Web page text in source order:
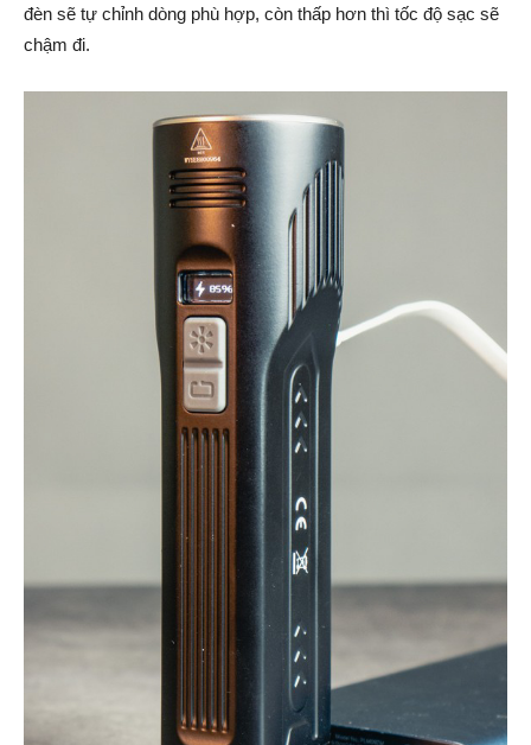
đèn sẽ tự chỉnh dòng phù hợp, còn thấp hơn thì tốc độ sạc sẽ
chậm đi.